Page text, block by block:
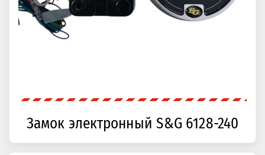
Замок электронный S&G 6128-240